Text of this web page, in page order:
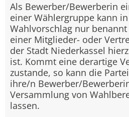
Als Bewerber/Bewerberin
einer Wählergruppe kann
Wahlvorschlag nur
einer Mitglieder- oder
der Stadt Niederkassel
ist. Kommt eine derartige
zustande, so kann die
ihre/n Bewerber/
Versammlung von
lassen.